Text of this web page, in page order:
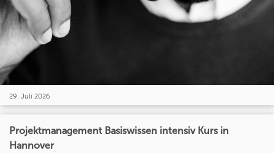
29. Juli 2026
Projektmanagement Basiswissen intensiv Kurs in
Hannover